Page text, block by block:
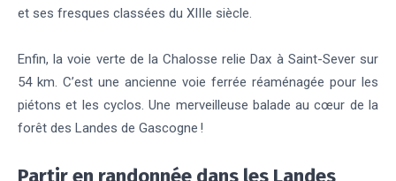
et ses fresques classées du XIIIe siècle.
Enfin, la voie verte de la Chalosse relie Dax à Saint-Sever sur
54 km. C’est une ancienne voie ferrée réaménagée pour les
piétons et les cyclos. Une merveilleuse balade au cœur de la
forêt des Landes de Gascogne !